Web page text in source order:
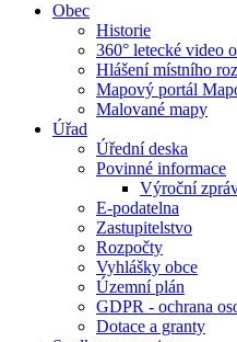
Obec
Historie
360° letecké video
Hlášení místního
Mapový portál
Malované mapy
Úřad
Úřední deska
Povinné informace
Výroční
E-podatelna
Zastupitelstvo
Rozpočty
Vyhlášky obce
Územní plán
GDPR - ochrana
Dotace a granty